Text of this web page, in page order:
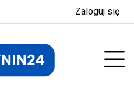
Zaloguj się